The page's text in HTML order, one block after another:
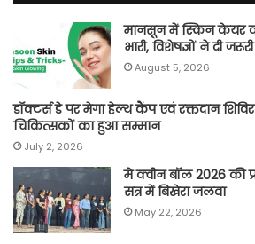
मानसून में स्किन केयर
भारी, विशेषज्ञों ने दी
August 5, 2026
डॉक्टर्स डे पर मेगा हेल्थ कैंप एवं रक्तदान
चिकित्सकों का हुआ सम्मान
July 2, 2026
मे क्वीन बॉल 2026 की
सत्र में बिखेरा जलवा
May 22, 2026